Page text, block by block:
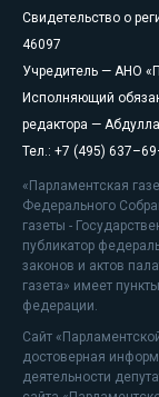
Свидетельство о
46097
Учредитель — АНО
Исполняющий
редактора —
Тел.: +7 (495)
«Парламентская
Федерального
газеты -
публикатор
законов и актов
газета» имеет
федерации.
Сайт
достоверная
деятельности